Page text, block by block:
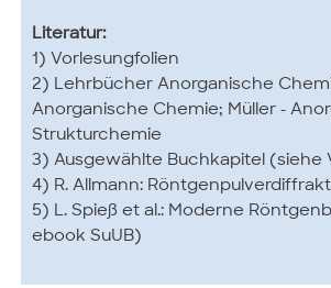
Literatur:
1) Vorlesungfolien
2) Lehrbücher Anorganische
Anorganische Chemie; Müller -
Strukturchemie
3) Ausgewählte Buchkapitel (siehe
4) R. Allmann:
5) L. Spieß et al.: Moderne
ebook SuUB)